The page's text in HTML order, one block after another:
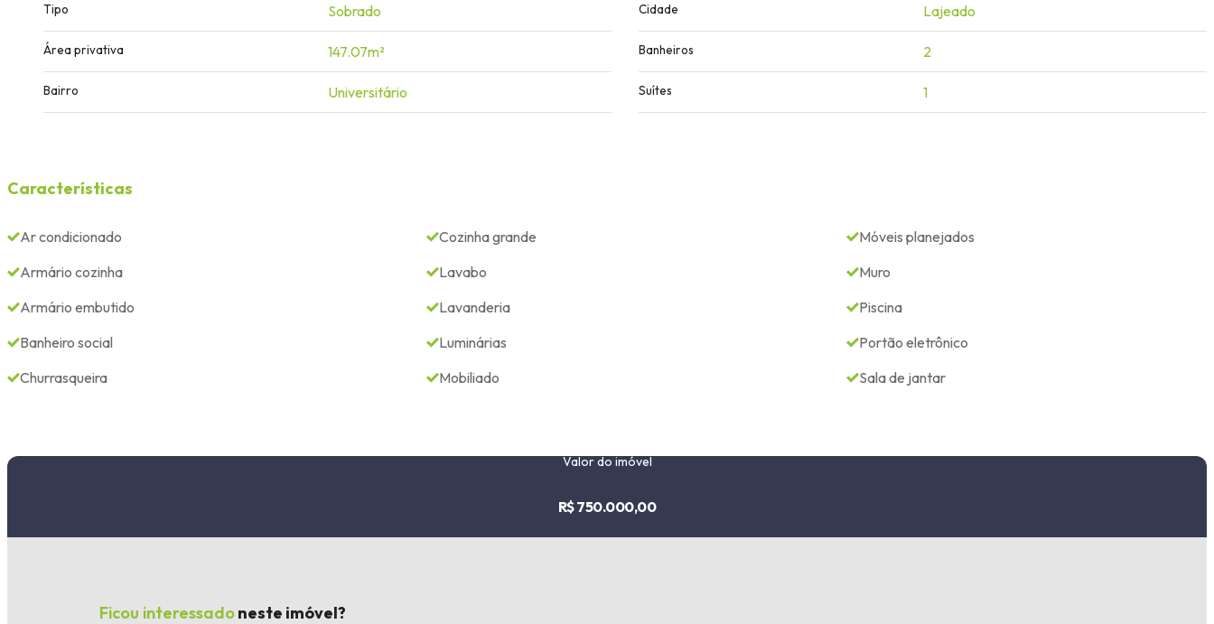
Tipo Sobrado
Área privativa 147.07m²
Bairro Universitário
Cidade Lajeado
Banheiros 2
Suítes 1
Características
Ar condicionado
Armário cozinha
Armário embutido
Banheiro social
Churrasqueira
Cozinha grande
Lavabo
Lavanderia
Luminárias
Mobiliado
Móveis planejados
Muro
Piscina
Portão eletrônico
Sala de jantar
Valor do imóvel
R$ 750.000,00
Ficou interessadoneste imóvel?